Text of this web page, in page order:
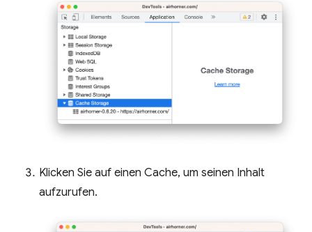
Klicken Sie auf einen Cache, um seinen Inhalt
aufzurufen.